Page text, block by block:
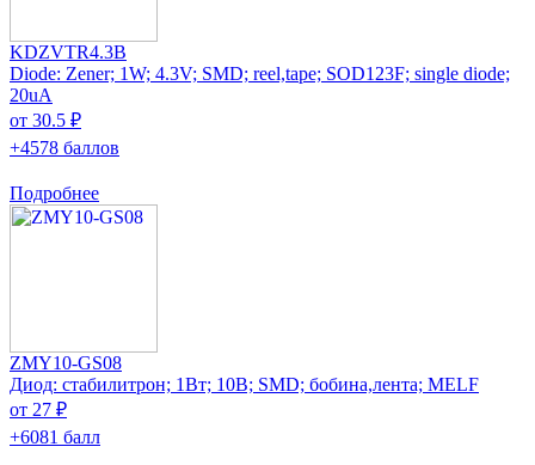
KDZVTR4.3B
Diode: Zener; 1W; 4.3V; SMD; reel,tape; SOD123F; single diode;
20uA
от 30.5 ₽
+4578 баллов
Подробнее
ZMY10-GS08
Диод: стабилитрон; 1Вт; 10В; SMD; бобина,лента; MELF
от 27 ₽
+6081 балл